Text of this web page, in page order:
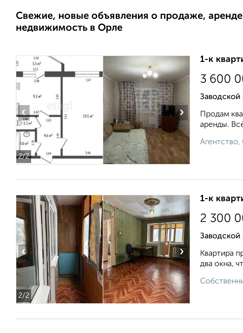
Свежие, новые объявления о продаже,
недвижимость в Орле
2/2
‹ ›
1-к
3 600
Продам
аренды.
2/2
‹ ›
1-к
2 300
Заводской
Квартира
два окна,